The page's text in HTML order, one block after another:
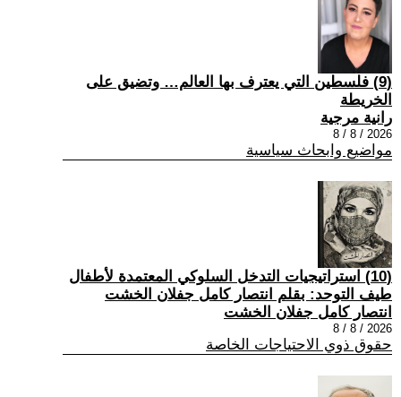
(9) فلسطين التي يعترف بها العالم… وتضيق على
الخريطة
رانية مرجية
2026 / 8 / 8
مواضيع وابحاث سياسية
(10) استراتيجيات التدخل السلوكي المعتمدة لأطفال
طيف التوحد: بقلم انتصار كامل جفلان الخشت
انتصار كامل جفلان الخشت
2026 / 8 / 8
حقوق ذوي الاحتياجات الخاصة